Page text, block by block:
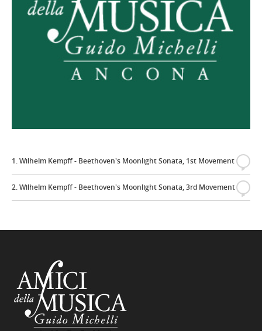
1. Wilhelm Kempff - Beethoven's Moonlight Sonata, 1st Movement
{
2. Wilhelm Kempff - Beethoven's Moonlight Sonata, 3rd Movement
{